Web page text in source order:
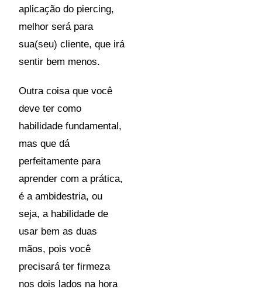
aplicação do piercing,
melhor será para
sua(seu) cliente, que irá
sentir bem menos.
Outra coisa que você
deve ter como
habilidade fundamental,
mas que dá
perfeitamente para
aprender com a prática,
é a ambidestria, ou
seja, a habilidade de
usar bem as duas
mãos, pois você
precisará ter firmeza
nos dois lados na hora